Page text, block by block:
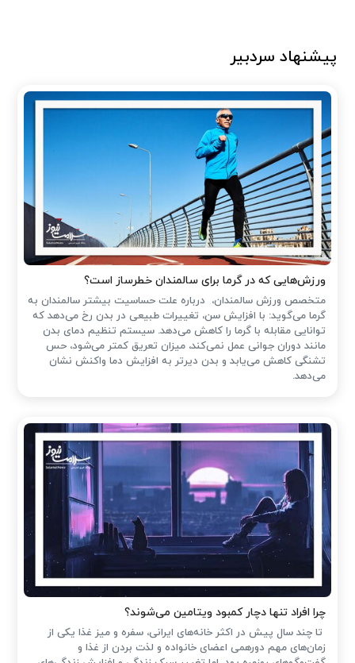
پیشنهاد سردبیر
ورزش‌هایی که در گرما برای سالمندان خطرساز است؟
متخصص ورزش سالمندان، درباره علت حساسیت بیشتر سالمندان به
گرما می‌گوید: با افزایش سن، تغییرات طبیعی در بدن رخ می‌دهد که
توانایی مقابله با گرما را کاهش می‌دهد. سیستم تنظیم دمای بدن
مانند دوران جوانی عمل نمی‌کند، میزان تعریق کمتر می‌شود، حس
تشنگی کاهش می‌یابد و بدن دیرتر به افزایش دما واکنش نشان
می‌دهد.
چرا افراد تنها دچار کمبود ویتامین می‌شوند؟
تا چند سال پیش در اکثر خانه‌های ایرانی، سفره و میز غذا یکی از
زمان‌های مهم دورهمی اعضای خانواده و لذت بردن از غذا و